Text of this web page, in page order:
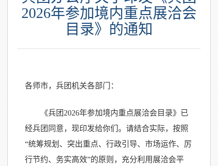
2026年参加境内重点展洽会
目录》的通知
各师市，兵团机关各部门：
《兵团2026年参加境内重点展洽会目录》已
经兵团同意，现印发给你们。请结合实际，按照
“统筹规划、突出重点、行政引导、市场运作、厉
行节约、务实高效”的原则，充分利用展洽会平